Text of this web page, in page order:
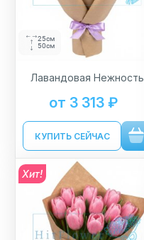
25см
50см
Лавандовая Нежность
от 3 313 ₽
КУПИТЬ СЕЙЧАС
Хит!